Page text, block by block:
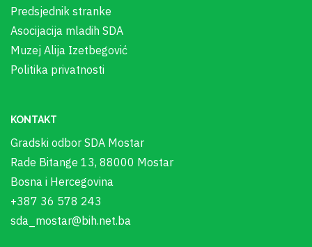
Predsjednik stranke
Asocijacija mladih SDA
Muzej Alija Izetbegović
Politika privatnosti
KONTAKT
Gradski odbor SDA Mostar
Rade Bitange 13, 88000 Mostar
Bosna i Hercegovina
+387 36 578 243
sda_mostar@bih.net.ba